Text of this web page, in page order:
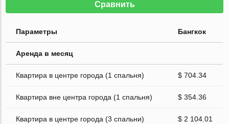
Сравнить
Параметры Бангкок
Аренда в месяц
Квартира в центре города (1 спальня) $ 704.34
Квартира вне центра города (1 спальня) $ 354.36
Квартира в центре города (3 спальни) $ 2 104.01